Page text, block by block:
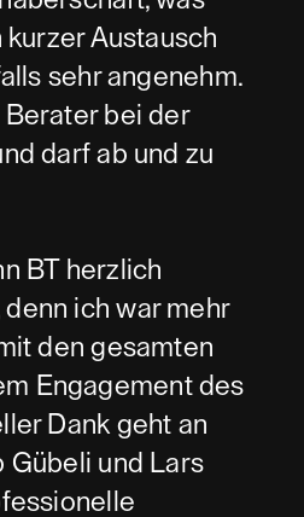
kurzer Austausch
sehr angenehm.
bei der
darf ab und zu
BT herzlich
ich war mehr
den gesamten
Engagement des
Dank geht an
Gübeli und Lars